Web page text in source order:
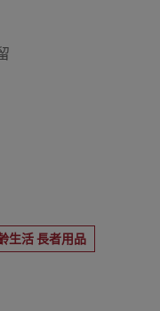
生活 長者用品